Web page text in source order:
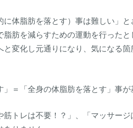
体脂肪を落とす）事は難しい」
肪を減らすための運動を行った
変化し元通りになり、気になる
＝「全身の体脂肪を落とす」事が
トレは不要！？」、「マッサー